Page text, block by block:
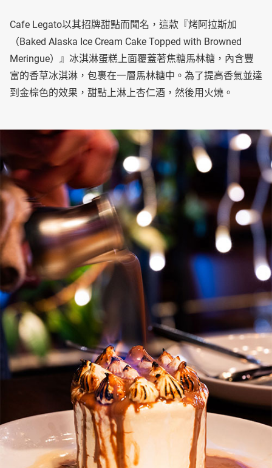
Cafe Legato以其招牌甜點而聞名，這款『烤阿拉斯加
（Baked Alaska Ice Cream Cake Topped with Browned
Meringue）』冰淇淋蛋糕上面覆蓋著焦糖馬林糖，內含豐
富的香草冰淇淋，包裹在一層馬林糖中。為了提高香氣並達
到金棕色的效果，甜點上淋上杏仁酒，然後用火燒。